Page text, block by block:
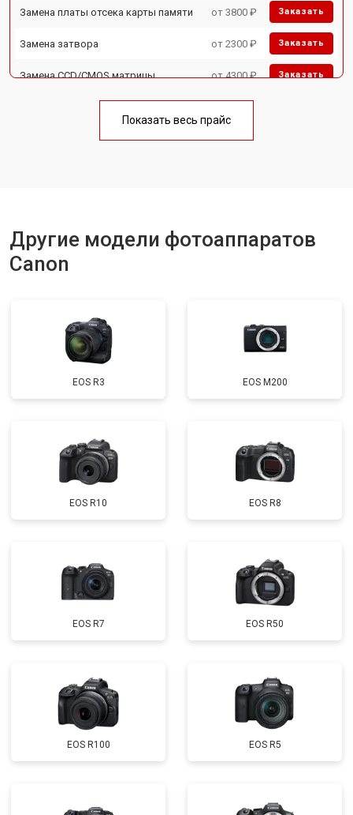
Замена платы отсека карты памяти от 3800 ₽ Заказать
Замена затвора от 2300 ₽ Заказать
Замена CCD/CMOS матрицы от 4300 ₽ Заказать
Чистка матрицы от 3100 ₽
Показать весь прайс
Другие модели фотоаппаратов
Canon
EOS R3 EOS M200
EOS R10 EOS R8
EOS R7 EOS R50
EOS R100 EOS R5